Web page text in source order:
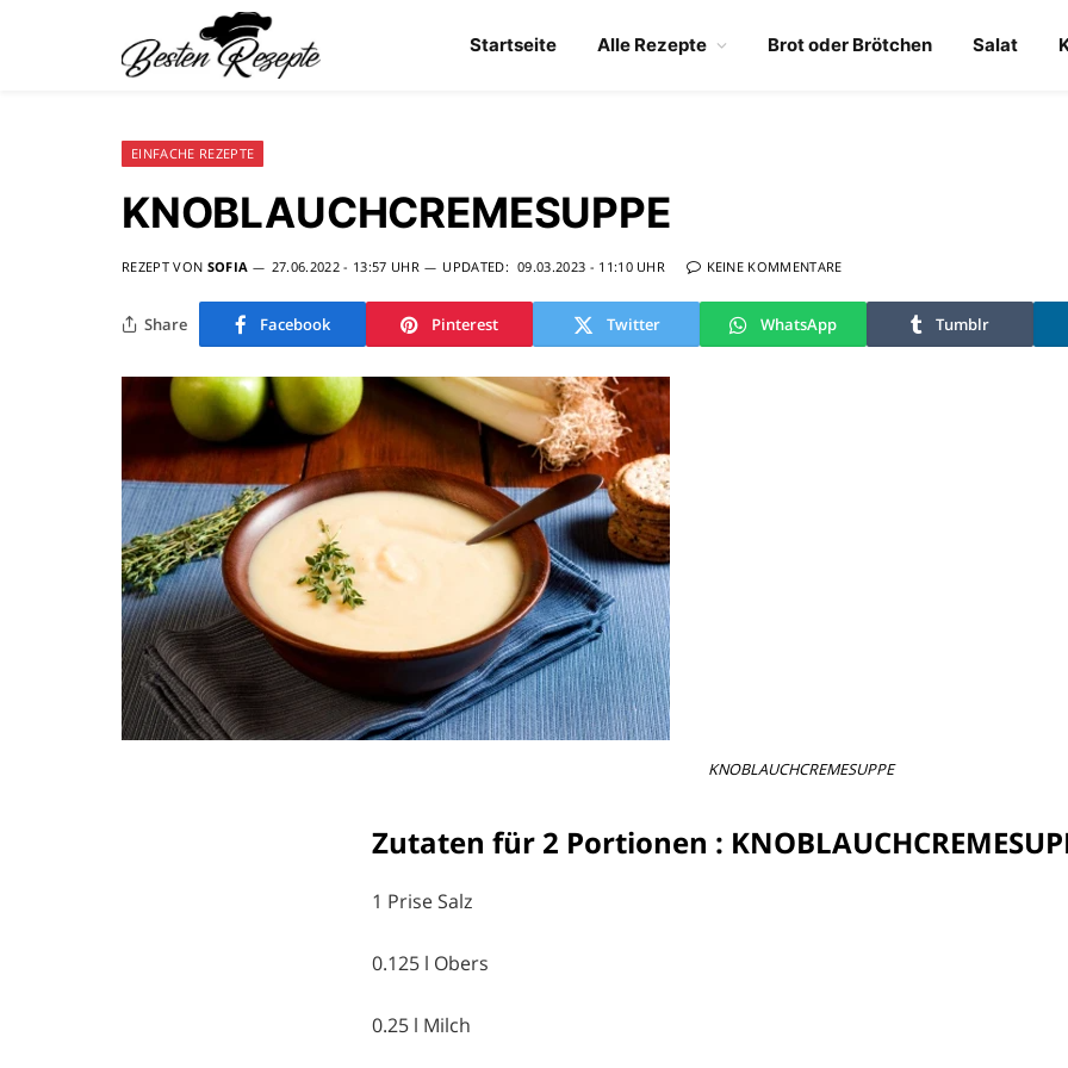
Startseite Alle Rezepte Brot oder Brötchen Salat
EINFACHE REZEPTE
KNOBLAUCHCREMESUPPE
REZEPT VON SOFIA 27.06.2022 - 13:57 UHR UPDATED: 09.03.2023 - 11:10 UHR KEINE KOMMENTARE
Share Facebook Pinterest Twitter WhatsApp Tumblr
KNOBLAUCHCREMESUPPE
Zutaten für 2 Portionen :
1 Prise Salz
0.125 l Obers
0.25 l Milch